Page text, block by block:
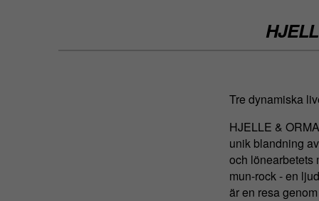
Tre dynamiska
HJELLE &
unik blandning
och lönearbetets
mun-rock - en
är en resa